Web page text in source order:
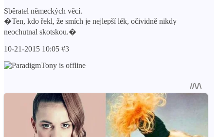
Sběratel německých věcí.
�Ten, kdo řekl, že smích je nejlepší lék, očividně nikdy
neochutnal skotskou.�
10-21-2015 10:05 #3